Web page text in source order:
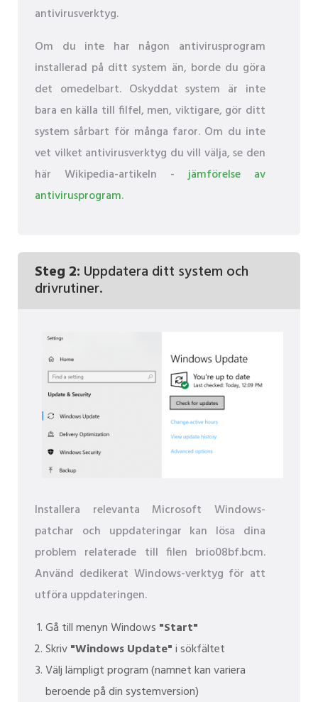
antivirusverktyg.
Om du inte har någon antivirusprogram
installerad på ditt system än, borde du göra
det omedelbart. Oskyddat system är inte
bara en källa till filfel, men, viktigare, gör ditt
system sårbart för många faror. Om du inte
vet vilket antivirusverktyg du vill välja, se den
här Wikipedia-artikeln -jämförelse av
antivirusprogram.
Steg 2: Uppdatera ditt system och
drivrutiner.
Installera relevanta Microsoft Windows-
patchar och uppdateringar kan lösa dina
problem relaterade till filen brio08bf.bcm.
Använd dedikerat Windows-verktyg för att
utföra uppdateringen.
Gå till menyn Windows "Start"
Skriv"Windows Update"i sökfältet
Välj lämpligt program (namnet kan variera
beroende på din systemversion)